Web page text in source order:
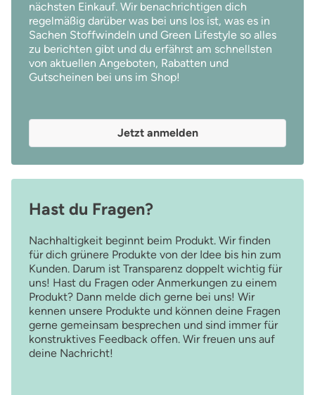
nächsten Einkauf. Wir benachrichtigen dich
regelmäßig darüber was bei uns los ist, was es in
Sachen Stoffwindeln und Green Lifestyle so alles
zu berichten gibt und du erfährst am schnellsten
von aktuellen Angeboten, Rabatten und
Gutscheinen bei uns im Shop!
Jetzt anmelden
Hast du Fragen?
Nachhaltigkeit beginnt beim Produkt. Wir finden
für dich grünere Produkte von der Idee bis hin zum
Kunden. Darum ist Transparenz doppelt wichtig für
uns! Hast du Fragen oder Anmerkungen zu einem
Produkt? Dann melde dich gerne bei uns! Wir
kennen unsere Produkte und können deine Fragen
gerne gemeinsam besprechen und sind immer für
konstruktives Feedback offen. Wir freuen uns auf
deine Nachricht!